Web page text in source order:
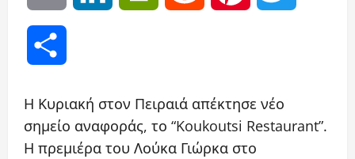
Η Κυριακή στον Πειραιά απέκτησε νέο
σημείο αναφοράς, το “Koukoutsi Restaurant”.
Η πρεμιέρα του Λούκα Γιώρκα στο